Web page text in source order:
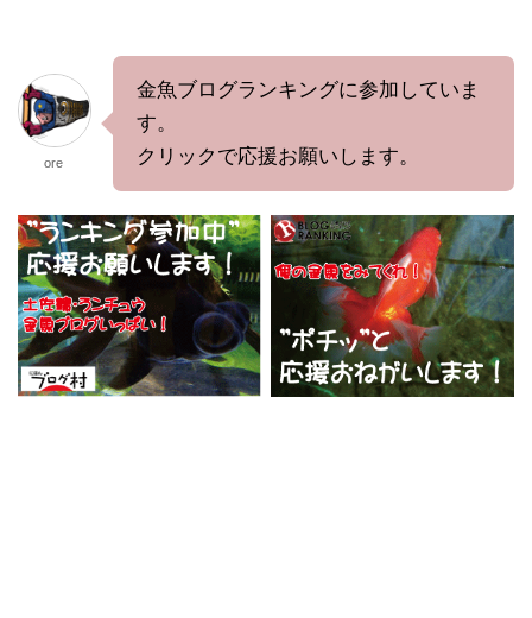
ore
金魚ブログランキングに参加していま
す。
クリックで応援お願いします。